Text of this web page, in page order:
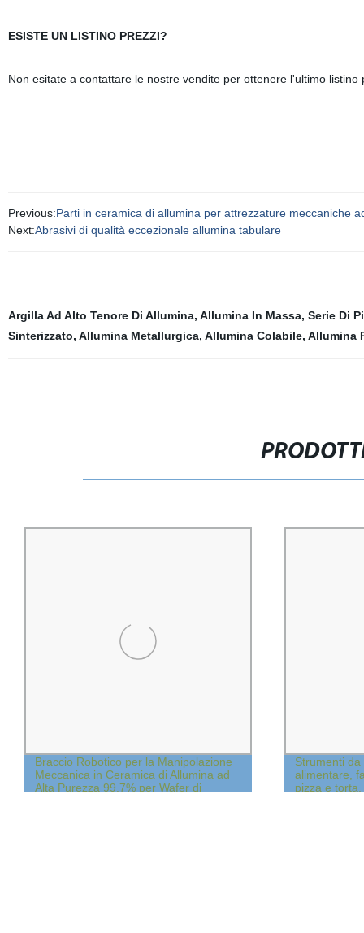
ESISTE UN LISTINO PREZZI?
Non esitate a contattare le nostre vendite per ottenere l'ultimo listino
Previous:Parti in ceramica di allumina per attrezzature meccaniche
Next:Abrasivi di qualità eccezionale allumina tabulare
Argilla Ad Alto Tenore Di Allumina, Allumina In Massa, Serie Di
Sinterizzato, Allumina Metallurgica, Allumina Colabile, Allumina
Braccio Robotico per la Manipolazione
Meccanica in Ceramica di Allumina ad
Alta Purezza 99.7% per Wafer di
Strumenti
alimentare,
pizza e